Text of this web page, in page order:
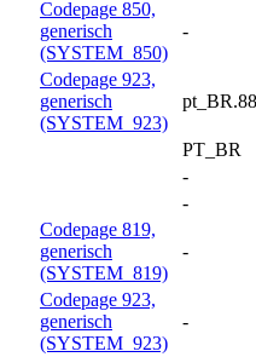
Codepage 850,
generisch
(SYSTEM_850)
-
Codepage 923,
generisch
(SYSTEM_923)
PT_BR
-
-
Codepage 819,
generisch
(SYSTEM_819)
-
Codepage 923,
generisch
(SYSTEM_923)
-